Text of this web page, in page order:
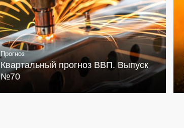
Прогноз
Квартальный прогноз ВВП. Выпуск
№70